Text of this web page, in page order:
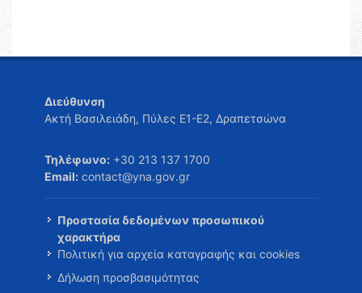
Διεύθυνση
Ακτή Βασιλειάδη, Πύλες Ε1-Ε2, Δραπετσώνα
Τηλέφωνο: +30 213 137 1700
Email: contact@yna.gov.gr
Προστασία δεδομένων προσωπικού
χαρακτήρα
Πολιτική για αρχεία καταγραφής και cookies
Δήλωση προσβασιμότητας